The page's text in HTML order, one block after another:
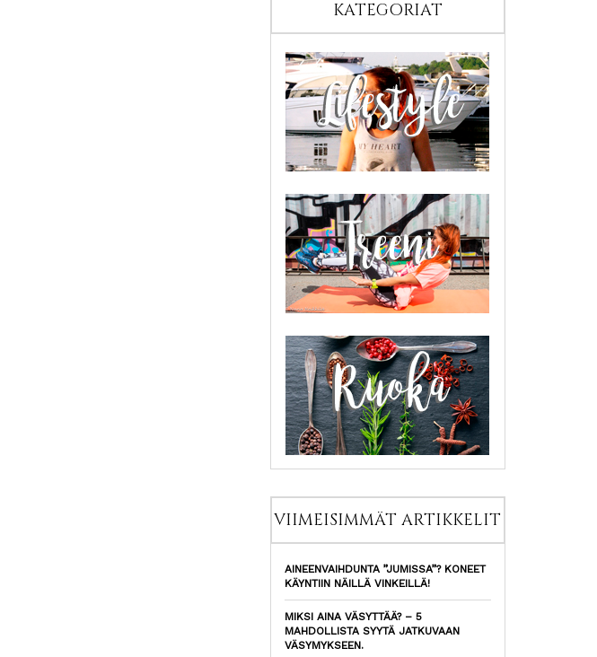
KATEGORIAT
VIIMEISIMMÄT ARTIKKELIT
AINEENVAIHDUNTA ”JUMISSA”? KONEET
KÄYNTIIN NÄILLÄ VINKEILLÄ!
MIKSI AINA VÄSYTTÄÄ? – 5
MAHDOLLISTA SYYTÄ JATKUVAAN
VÄSYMYKSEEN.